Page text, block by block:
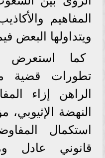
المفاهيم
ويتداولها البعض
كما استعرض
تطورات قضية
الراهن إزاء
النهضة
استكمال
قانوني عادل